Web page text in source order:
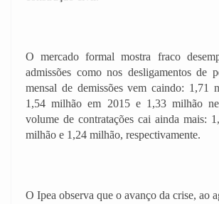
O mercado formal mostra fraco
admissões como nos desligamentos de
mensal de demissões vem caindo: 1,71
1,54 milhão em 2015 e 1,33 milhão
volume de contratações cai ainda mais:
milhão e 1,24 milhão, respectivamente.
O Ipea observa que o avanço da crise, ao